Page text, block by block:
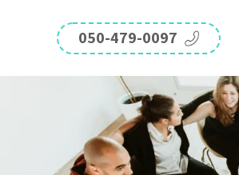
050-479-0097